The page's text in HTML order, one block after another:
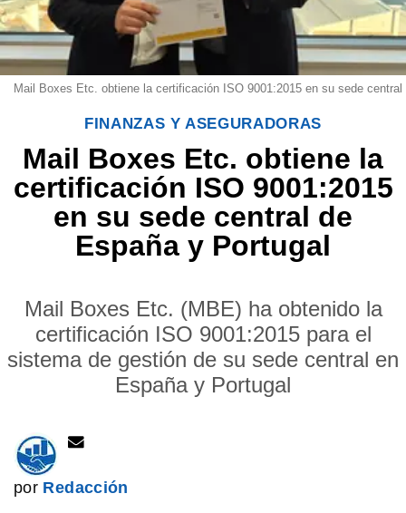
Mail Boxes Etc. obtiene la certificación ISO 9001:2015 en su sede
FINANZAS Y ASEGURADORAS
Mail Boxes Etc. obtiene la
certificación ISO 9001:2015
en su sede central de
España y Portugal
Mail Boxes Etc. (MBE) ha obtenido la
certificación ISO 9001:2015 para el
sistema de gestión de su sede central en
España y Portugal
por Redacción